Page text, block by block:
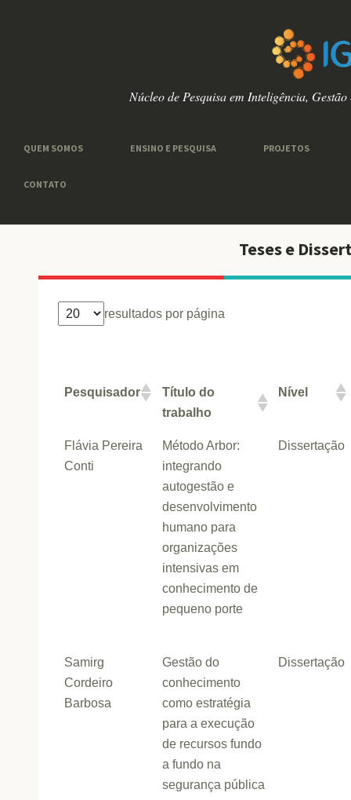
Núcleo de Pesquisa em Inteligência,
QUEM SOMOS ENSINO E PESQUISA PROJETOS
CONTATO
Teses e
resultados por página
Pesquisador
Título do
trabalho
Nível
Flávia Pereira
Conti
Método Arbor:
integrando
autogestão e
desenvolvimento
humano para
organizações
intensivas em
conhecimento de
pequeno porte
Dissertação
Samirg
Cordeiro
Barbosa
Gestão do
conhecimento
como estratégia
para a execução
de recursos fundo
a fundo na
segurança pública
Dissertação